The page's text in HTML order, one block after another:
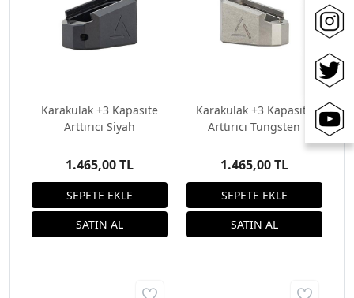
Karakulak +3 Kapasite
Arttırıcı Siyah
1.465,00 TL
Karakulak +3 Kapasite
Arttırıcı Tungsten
1.465,00 TL